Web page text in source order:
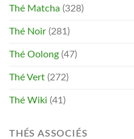
Thé Matcha (328)
Thé Noir (281)
Thé Oolong (47)
Thé Vert (272)
Thé Wiki (41)
THÉS ASSOCIÉS